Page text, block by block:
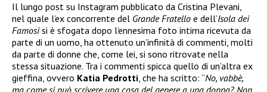
Il lungo post su Instagram pubblicato da Cristina Plevani,
nel quale l’ex concorrente del Grande Fratello e dell’Isola dei
Famosisi è sfogata dopo l’ennesima foto intima ricevuta da
parte di un uomo, ha ottenuto un’infinità di commenti, molti
da parte di donne che, come lei, si sono ritrovate nella
stessa situazione. Tra i commenti spicca quello di un’altra ex
gieffina, ovvero Katia Pedrotti, che ha scritto: “No, vabbè,